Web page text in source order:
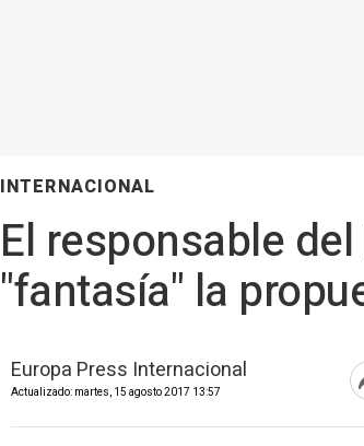
INTERNACIONAL
El responsable
"fantasía" la
Europa Press Internacional
Actualizado: martes, 15 agosto 2017 13:57